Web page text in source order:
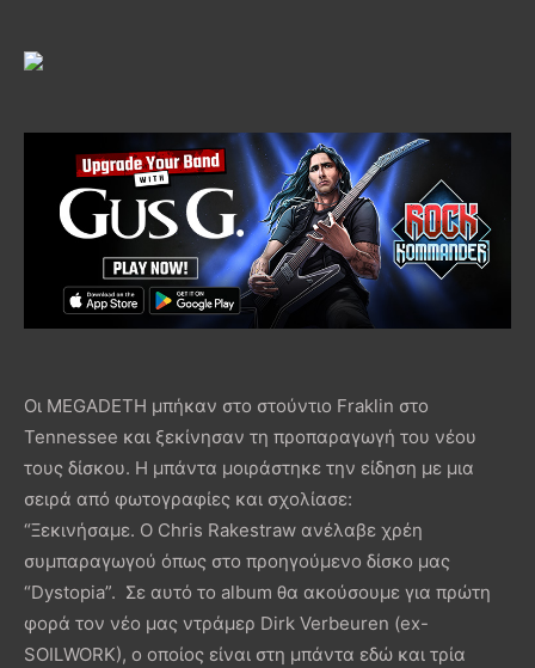
Οι MEGADETH μπήκαν στο στούντιο Fraklin στο
Tennessee και ξεκίνησαν τη προπαραγωγή του νέου
τους δίσκου. Η μπάντα μοιράστηκε την είδηση με μια
σειρά από φωτογραφίες και σχολίασε:
“Ξεκινήσαμε. Ο Chris Rakestraw ανέλαβε χρέη
συμπαραγωγού όπως στο προηγούμενο δίσκο μας
“Dystopia”. Σε αυτό το album θα ακούσουμε για πρώτη
φορά τον νέο μας ντράμερ Dirk Verbeuren (ex-
SOILWORK), ο οποίος είναι στη μπάντα εδώ και τρία